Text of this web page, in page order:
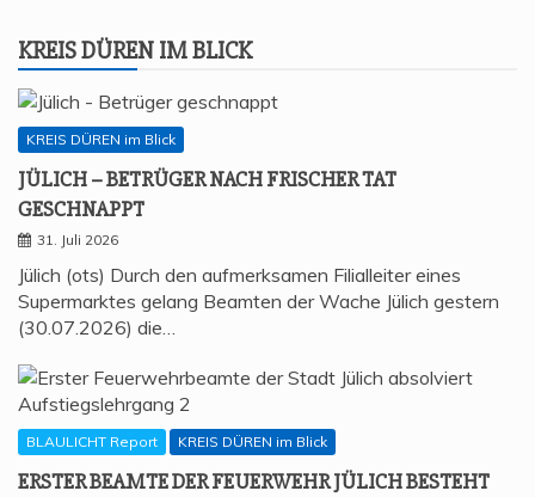
KREIS DÜREN IM BLICK
KREIS DÜREN im Blick
JÜLICH – BETRÜ­GER NACH FRI­SCHER TAT
GESCHNAPPT
31. Juli 2026
Jülich (ots) Durch den aufmerksamen Filialleiter eines
Supermarktes gelang Beamten der Wache Jülich gestern
(30.07.2026) die…
BLAULICHT Report KREIS DÜREN im Blick
ERS­TER BEAM­TE DER FEU­ER­WEHR JÜLICH BESTEHT